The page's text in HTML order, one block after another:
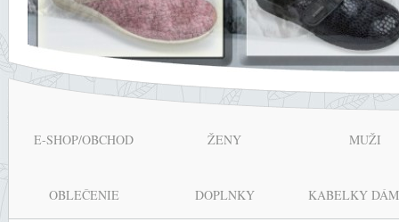
E-SHOP/OBCHOD ŽENY MUŽI
OBLEČENIE DOPLNKY KABELKY